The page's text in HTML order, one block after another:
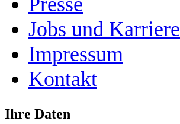
Jobs und Karriere
Impressum
Kontakt
Ihre Daten